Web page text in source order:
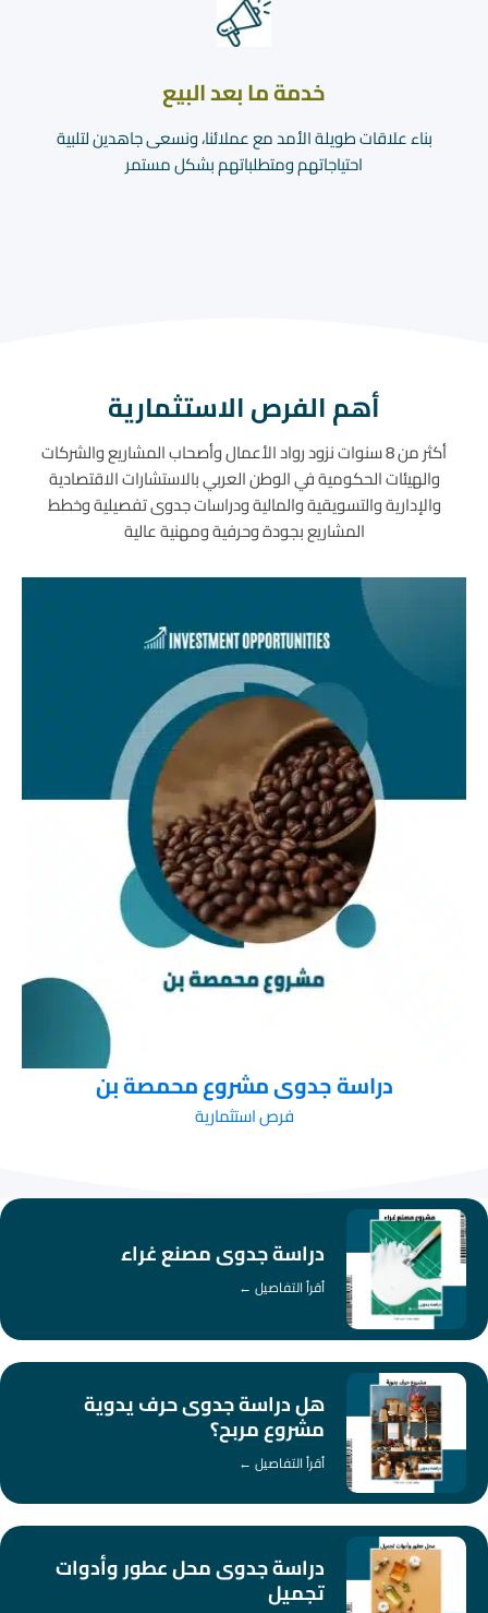
خدمة ما بعد البيع
بناء علاقات طويلة الأمد مع عملائنا، ونسعى جاهدين لتلبية
احتياجاتهم ومتطلباتهم بشكل مستمر
أهم الفرص الاستثمارية
أكثر من 8 سنوات نزود رواد الأعمال وأصحاب المشاريع والشركات
والهيئات الحكومية في الوطن العربي بالاستشارات الاقتصادية
والإدارية والتسويقية والمالية ودراسات جدوى تفصيلية وخطط
المشاريع بجودة وحرفية ومهنية عالية
دراسة جدوى مشروع محمصة بن
فرص استثمارية
دراسة جدوى مصنع غراء
أقرأ التفاصيل ←
هل دراسة جدوى حرف يدوية
مشروع مربح؟
أقرأ التفاصيل ←
دراسة جدوى محل عطور وأدوات
تجميل